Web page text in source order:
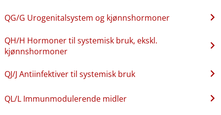
QG​/​G Urogenitalsystem og kjønnshormoner
QH​/​H Hormoner til systemisk bruk, ekskl.
kjønnshormoner
QJ​/​J Antiinfektiver til systemisk bruk
QL​/​L Immunmodulerende midler